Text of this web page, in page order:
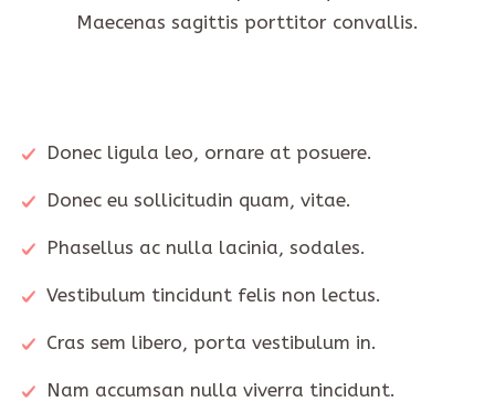
Maecenas sagittis porttitor convallis.
Donec ligula leo, ornare at posuere.
Donec eu sollicitudin quam, vitae.
Phasellus ac nulla lacinia, sodales.
Vestibulum tincidunt felis non lectus.
Cras sem libero, porta vestibulum in.
Nam accumsan nulla viverra tincidunt.